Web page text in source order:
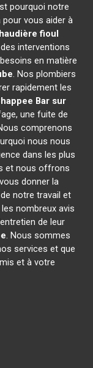
pourquoi notre
vous aider à
fioul
interventions
en matière
. Nos plombiers
rapidement les
Bar sur
une fuite de
comprenons
nous nous
dans les plus
et nous offrons
donner la
notre travail et
nombreux avis
de leur
. Nous sommes
services et que
et à votre